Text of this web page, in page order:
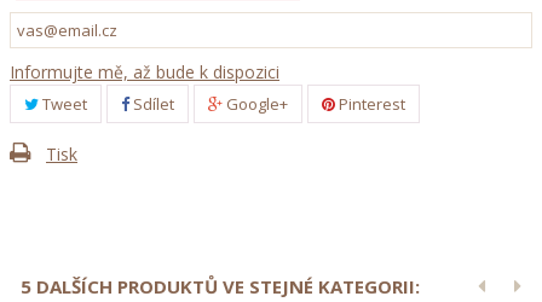
Informujte mě, až bude k dispozici
Tweet Sdílet Google+ Pinterest
Tisk
5 DALŠÍCH PRODUKTŮ VE STEJNÉ KATEGORII: